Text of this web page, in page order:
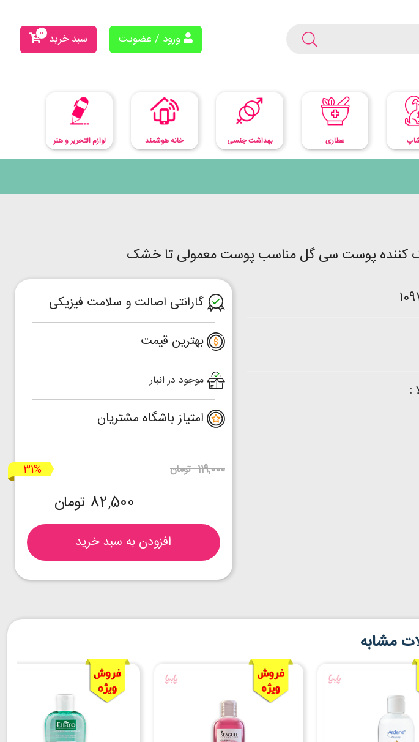
ورود / عضویت سبد خرید 0
عطاری بهداشت جنسی خانه هوشمند لوازم التحریر و هنر
کننده پوست سی گل مناسب پوست معمولی تا خشک
:
گارانتی اصالت و سلامت فیزیکی
بهترین قیمت
موجود در انبار
امتیاز باشگاه مشتریان
31% 119,000 تومان
82,500 تومان
افزودن به سبد خرید
مشابه